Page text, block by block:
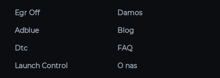
Egr Off
Adblue
Dtc
Launch Control
Damos
Blog
FAQ
O nas